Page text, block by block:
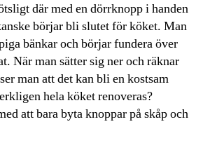
där med en dörrknopp i handen
börjar bli slutet för köket. Man
bänkar och börjar fundera över
När man sätter sig ner och räknar
man att det kan bli en kostsam
hela köket renoveras?
att bara byta knoppar på skåp och